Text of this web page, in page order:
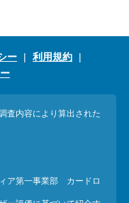
ー
利用規約
査内容により算出された
ア第一事業部 カードロ